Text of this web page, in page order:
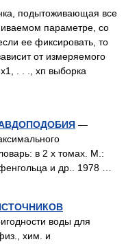
подытоживающая все
параметре, со
ее фиксировать, то
от измеряемого
. . ., хп выборка
—
в 2 х томах. М.:
и др.. 1978 …
воды для
хим. и